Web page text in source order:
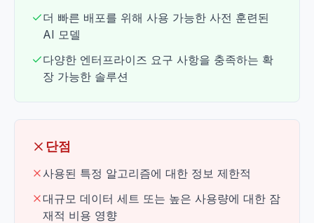
더 빠른 배포를 위해 사용 가능한 사전 훈련된
AI 모델
다양한 엔터프라이즈 요구 사항을 충족하는 확
장 가능한 솔루션
단점
사용된 특정 알고리즘에 대한 정보 제한적
대규모 데이터 세트 또는 높은 사용량에 대한 잠
재적 비용 영향